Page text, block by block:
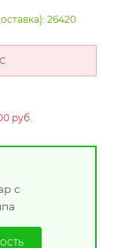
26420
руб.
с